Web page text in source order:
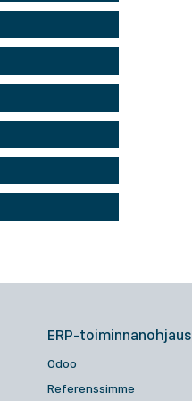
ERP-toiminnanohjaus
Odoo
Referenssimme